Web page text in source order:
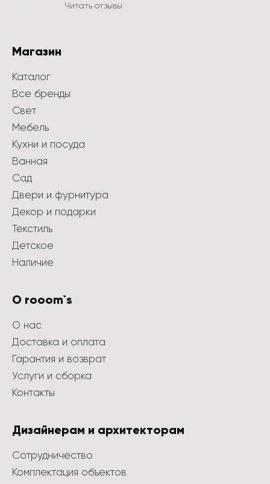
Читать отзывы
Магазин
Каталог
Все бренды
Свет
Мебель
Кухни и посуда
Ванная
Сад
Двери и фурнитура
Декор и подарки
Текстиль
Детское
Наличие
О rooom`s
О нас
Доставка и оплата
Гарантия и возврат
Услуги и сборка
Контакты
Дизайнерам и архитекторам
Сотрудничество
Комплектация объектов